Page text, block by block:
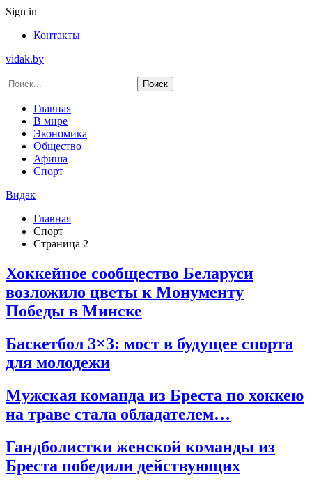
Sign in
Контакты
vidak.by
Главная
В мире
Экономика
Общество
Афиша
Спорт
Видак
Главная
Спорт
Страница 2
Хоккейное сообщество Беларуси
возложило цветы к Монументу
Победы в Минске
Баскетбол 3×3: мост в будущее спорта
для молодежи
Мужская команда из Бреста по хоккею
на траве стала обладателем…
Гандболистки женской команды из
Бреста победили действующих